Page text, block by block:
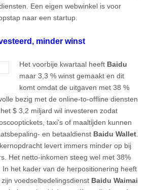
Een eigen webwinkel is voor
naar een startup.
minder winst
Het voorbije kwartaal heeft Baidu
maar 3,3 % winst gemaakt en dit
komt omdat de uitgaven met 38 %
bezig met de online-to-offline diensten
$ 3,2 miljard wil investeren zodat
taxi’s of maaltijden kunnen
en betaaldienst Baidu Wallet
levert immers minder op bij
Het netto-inkomen steeg wel met 38%
het kader van de herpositionering heeft
voedselbedelingsdienst Baidu Waimai